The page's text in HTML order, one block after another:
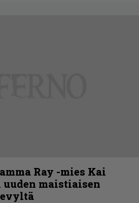
Ray -mies Kai
maistiaisen